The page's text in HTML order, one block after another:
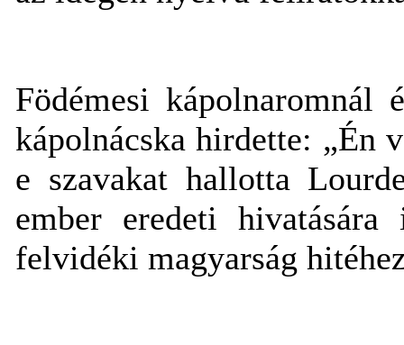
Födémesi
kápolnácska hirdette: „Én
e szavakat hallotta
ember eredeti
felvidéki magyarság